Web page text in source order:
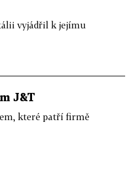
vyjádřil k jejímu
J&T
které patří firmě